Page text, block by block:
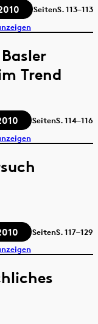
SeitenS.113–113
Trend
SeitenS.114–116
SeitenS.117–129